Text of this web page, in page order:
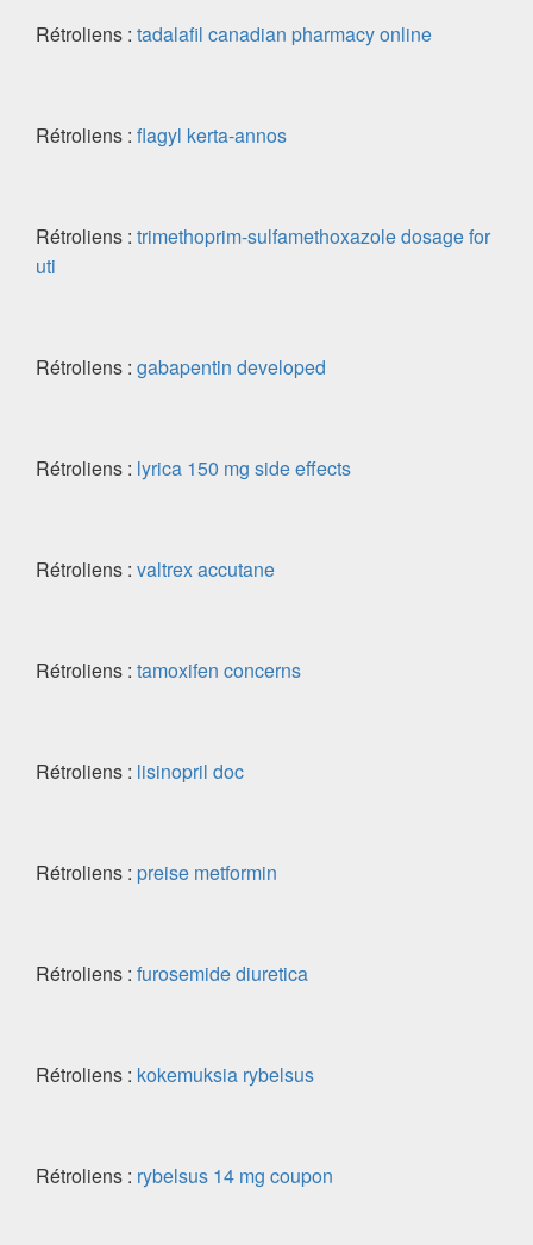
Rétroliens : tadalafil canadian pharmacy online
Rétroliens : flagyl kerta-annos
Rétroliens : trimethoprim-sulfamethoxazole dosage for
uti
Rétroliens : gabapentin developed
Rétroliens : lyrica 150 mg side effects
Rétroliens : valtrex accutane
Rétroliens : tamoxifen concerns
Rétroliens : lisinopril doc
Rétroliens : preise metformin
Rétroliens : furosemide diuretica
Rétroliens : kokemuksia rybelsus
Rétroliens : rybelsus 14 mg coupon